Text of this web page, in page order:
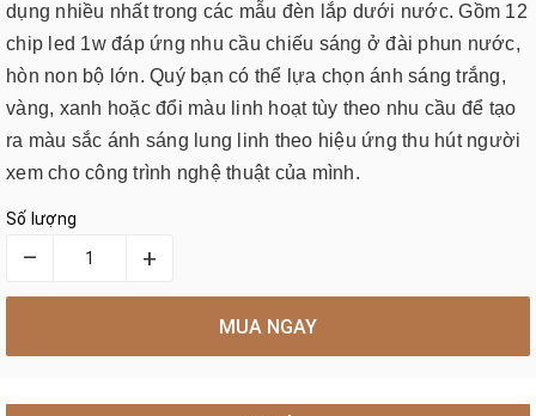
dụng nhiều nhất trong các mẫu đèn lắp dưới nước. Gồm 12
chip led 1w đáp ứng nhu cầu chiếu sáng ở đài phun nước,
hòn non bộ lớn. Quý bạn có thể lựa chọn ánh sáng trắng,
vàng, xanh hoặc đổi màu linh hoạt tùy theo nhu cầu để tạo
ra màu sắc ánh sáng lung linh theo hiệu ứng thu hút người
xem cho công trình nghệ thuật của mình.
Số lượng
– +
MUA NGAY